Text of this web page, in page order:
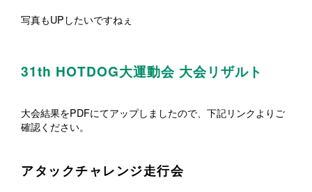
写真もUPしたいですねぇ
31th HOTDOG大運動会 大会リザルト
大会結果をPDFにてアップしましたので、下記リンクよりご
確認ください。
アタックチャレンジ走行会